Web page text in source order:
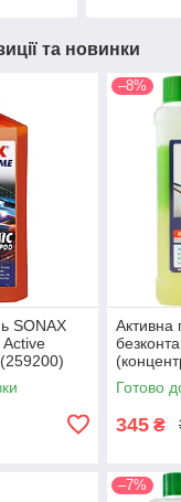
та новинки
SONAX
–8%
Активна
Готово
345 ₴
–7%